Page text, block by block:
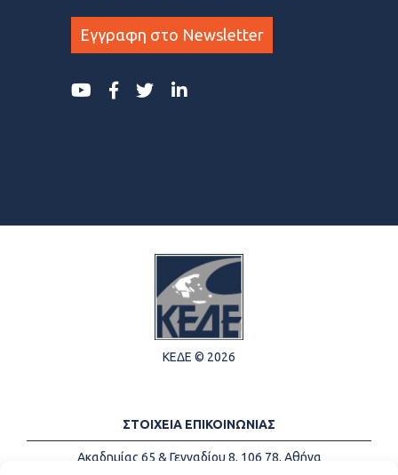
Εγγραφη στο Newsletter
ΚΕΔΕ © 2026
ΣΤΟΙΧΕΙΑ ΕΠΙΚΟΙΝΩΝΙΑΣ
Ακαδημίας 65 & Γενναδίου 8, 106 78, Αθήνα